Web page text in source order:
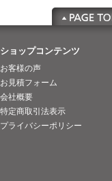
ショップコンテンツ
お客様の声
お見積フォーム
会社概要
特定商取引法表示
プライバシーポリシー